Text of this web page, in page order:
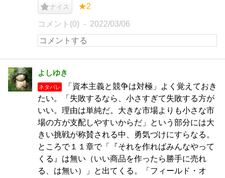
ナイス ★2
コメント(0) 2022/03/06
よしゆき
ネタバレ
「資本主義と競争は対極」よく覚えておき
たい。「失敗するなら、小さすぎて失敗する方が
いい。理由は単純だ。大きな市場よりも小さな市
場の方が支配しやすいからだ」という部分には大
きい挑戦が称賛される中、勇気づけにすらなる。
ところで１１章で「『それを作ればみんなやって
くる』は無い（いい商品を作ったら勝手に売れ
る、は無い）」と出てくる。「フィールド・オ